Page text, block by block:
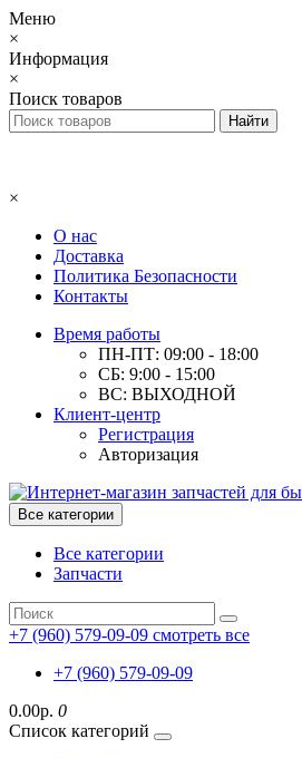
Меню
×
Информация
×
Поиск товаров
×
О нас
Доставка
Политика Безопасности
Контакты
Время работы
ПН-ПТ: 09:00 - 18:00
СБ: 9:00 - 15:00
ВС: ВЫХОДНОЙ
Клиент-центр
Регистрация
Авторизация
Все категории
Все категории
Запчасти
+7 (960) 579-09-09 смотреть все
+7 (960) 579-09-09
0.00р. 0
Список категорий